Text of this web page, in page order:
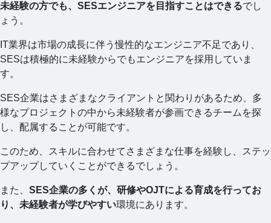
未経験の方でも、SESエンジニアを目指すことはできるでし
ょう。
IT業界は市場の成長に伴う慢性的なエンジニア不足であり、
SESは積極的に未経験からでもエンジニアを採用していま
す。
SES企業はさまざまなクライアントと関わりがあるため、多
様なプロジェクトの中から未経験者が参画できるチームを探
し、配属することが可能です。
このため、スキルに合わせてさまざまな仕事を経験し、ステッ
プアップしていくことができるでしょう。
また、 SES企業の多くが、研修やOJTによる育成を行ってお
り、未経験者が学びやすい環境にあります。